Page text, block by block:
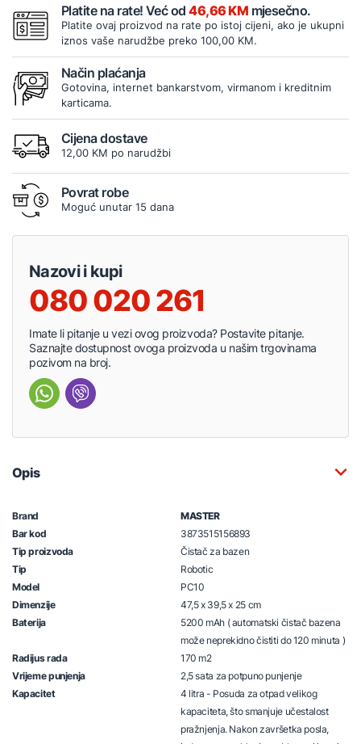
Platite na rate! Već od46,66 KM mjesečno.
Platite ovaj proizvod na rate po istoj cijeni, ako je ukupni
iznos vaše narudžbe preko 100,00 KM.
Način plaćanja
Gotovina, internet bankarstvom, virmanom i kreditnim
karticama.
Cijena dostave
12,00 KM po narudžbi
Povrat robe
Moguć unutar 15 dana
Nazovi i kupi
080 020 261
Imate li pitanje u vezi ovog proizvoda? Postavite pitanje.
Saznajte dostupnost ovoga proizvoda u našim trgovinama
pozivom na broj.
Opis
Brand
MASTER
Bar kod
3873515156893
Tip proizvoda
Čistač za bazen
Tip
Robotic
Model
PC10
Dimenzije
47,5 x 39,5 x 25 cm
Baterija
5200 mAh ( automatski čistač bazena
može neprekidno čistiti do 120 minuta )
Radijus rada
170 m2
Vrijeme punjenja
2,5 sata za potpuno punjenje
Kapacitet
4 litra - Posuda za otpad velikog
kapaciteta, što smanjuje učestalost
pražnjenja. Nakon završetka posla,